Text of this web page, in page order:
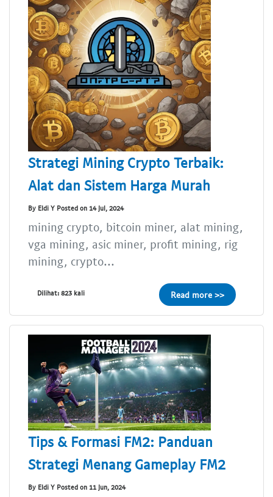
Strategi Mining Crypto Terbaik:
Alat dan Sistem Harga Murah
By Eldi Y Posted on 14 Jul, 2024
mining crypto, bitcoin miner, alat mining,
vga mining, asic miner, profit mining, rig
mining, crypto...
Dilihat: 823 kali Read more >>
Tips & Formasi FM2: Panduan
Strategi Menang Gameplay FM2
By Eldi Y Posted on 11 Jun, 2024